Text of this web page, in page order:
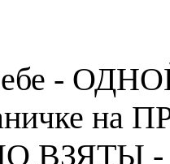
-
на
-